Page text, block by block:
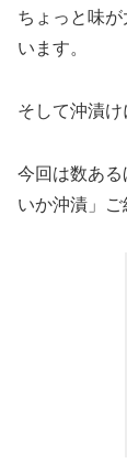
ちょっと味
います。
そして沖漬
今回は数あ
いか沖漬」ご